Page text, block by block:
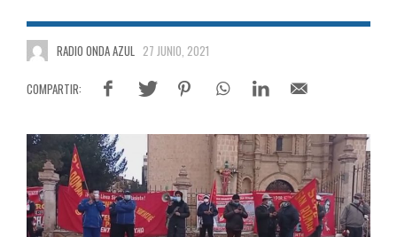
RADIO ONDA AZUL 27 JUNIO, 2021